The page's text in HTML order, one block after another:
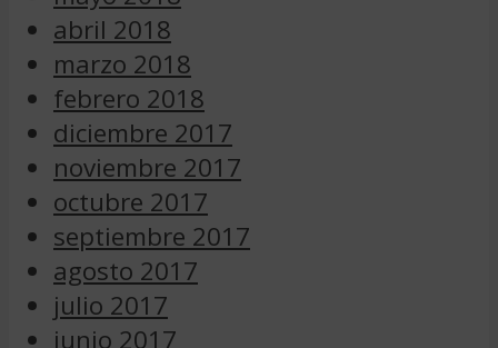
abril 2018
marzo 2018
febrero 2018
diciembre 2017
noviembre 2017
octubre 2017
septiembre 2017
agosto 2017
julio 2017
junio 2017